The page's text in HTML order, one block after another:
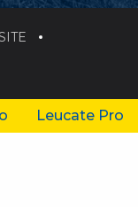
Leucate Pro